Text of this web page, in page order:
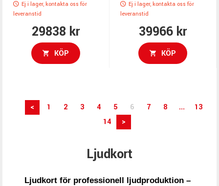
Ej i lager, kontakta oss för
leveranstid
29838 kr
KÖP
Ej i lager, kontakta oss för
leveranstid
39966 kr
KÖP
< 1 2 3 4 5 6 7 8 ...
13
14
>
Ljudkort
Ljudkort för professionell ljudproduktion –